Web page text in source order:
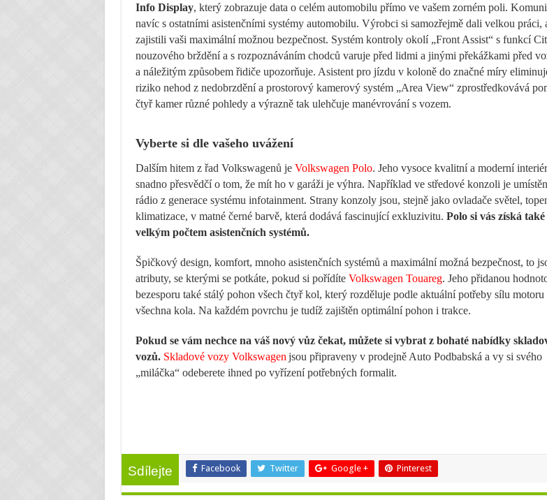
Info Display, který zobrazuje data o celém automobilu přímo ve vašem zorném poli.
navíc s ostatními asistenčními systémy automobilu. Výrobci si samozřejmě dali velkou práci,
zajistili vaši maximální možnou bezpečnost. Systém kontroly okolí „Front Assist“ s funkcí
nouzového brždění a s rozpoznáváním chodců varuje před lidmi a jinými překážkami před
a náležitým způsobem řidiče upozorňuje. Asistent pro jízdu v koloně do značné míry
riziko nehod z nedobrzdění a prostorový kamerový systém „Area View“ zprostředkovává
čtyř kamer různé pohledy a výrazně tak ulehčuje manévrování s vozem.
Vyberte si dle vašeho uvážení
Dalším hitem z řad Volkswagenů je Volkswagen Polo. Jeho vysoce kvalitní a moderní
snadno přesvědčí o tom, že mít ho v garáži je výhra. Například ve středové konzoli je
rádio z generace systému infotainment. Strany konzoly jsou, stejně jako ovladače světel,
klimatizace, v matné černé barvě, která dodává fascinující exkluzivitu. Polo si vás získá také
velkým počtem asistenčních systémů.
Špičkový design, komfort, mnoho asistenčních systémů a maximální možná bezpečnost, to
atributy, se kterými se potkáte, pokud si pořídíte Volkswagen Touareg. Jeho přidanou
bezesporu také stálý pohon všech čtyř kol, který rozděluje podle aktuální potřeby sílu motoru
všechna kola. Na každém povrchu je tudíž zajištěn optimální pohon i trakce.
Pokud se vám nechce na váš nový vůz čekat, můžete si vybrat z bohaté nabídky
vozů. Skladové vozy Volkswagen jsou připraveny v prodejně Auto Podbabská a vy si svého
„miláčka“ odeberete ihned po vyřízení potřebných formalit.
Sdílejte Facebook Twitter Google + Pinterest